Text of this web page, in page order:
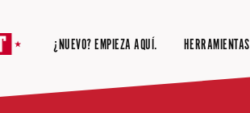
¿NUEVO? EMPIEZA AQUÍ. HERRAMIENTAS